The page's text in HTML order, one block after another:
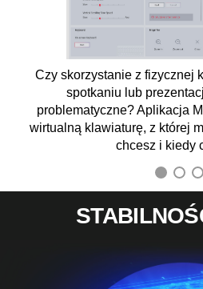
Czy skorzystanie z fizycznej
spotkaniu lub
problematyczne? Aplikacja
wirtualną klawiaturę, z której
chcesz i kiedy